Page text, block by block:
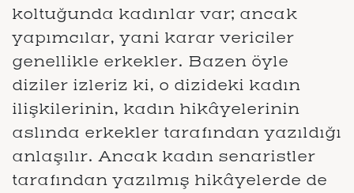
koltuğunda kadınlar var; ancak
yapımcılar, yani karar vericiler
genellikle erkekler. Bazen öyle
diziler izleriz ki, o dizideki kadın
ilişkilerinin, kadın hikâyelerinin
aslında erkekler tarafından yazıldığı
anlaşılır. Ancak kadın senaristler
tarafından yazılmış hikâyelerde de